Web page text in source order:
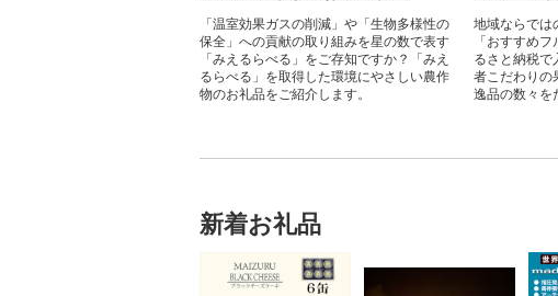
「温室効果ガスの削減」や「生物多様性の
保全」への貢献の取り組みを星の数で表す
「みえるらべる」をご存知ですか？「みえ
るらべる」を取得した環境にやさしい農作
物のお礼品をご紹介します。​
地域ならでは
「おすすめ
るさと納税で
者こだわりの
逸品の数々を
新着お礼品